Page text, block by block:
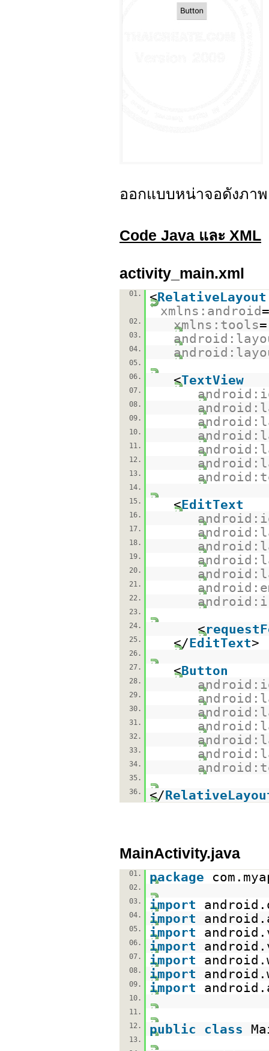
ออกแบบหน่าจอดังภาพ
Code Java และ XML
activity_main.xml
01. <RelativeLayout
xmlns:android=
02. xmlns:tools=
03.
04.
05.
06.
<TextView
07.
08.
09.
10.
11.
12.
13.
14.
15.
<EditText
16.
17.
18.
19.
20.
21.
22.
23.
24.
<
25. </EditText>
26.
27.
<Button
28.
29.
30.
31.
32.
33.
34.
35.
36.
</
MainActivity.java
01. package
02.
03.
import
04. import
05. import
06. import
07. import
08. import
09. import
10.
11.
12.
public class
13.